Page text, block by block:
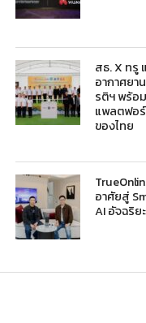
สธ. X ทรู
อากาศยา
รติฯ พร้อ
แพลตฟอ
ของไทย
อาศัยสู่
AI อัจฉริย